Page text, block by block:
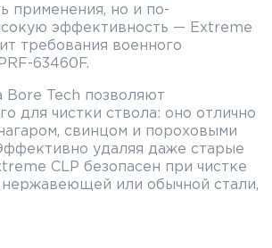
применения, но и по-
эффективность — Extreme
требования военного
63460F.
Bore Tech позволяют
для чистки ствола: оно отлично
свинцом и пороховыми
удаляя даже старые
CLP безопасен при чистке
нержавеющей или обычной стали,